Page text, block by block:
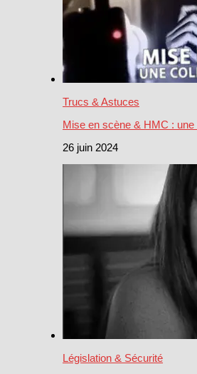
Trucs & Astuces
Mise en scène & HMC :
26 juin 2024
Législation & Sécurité